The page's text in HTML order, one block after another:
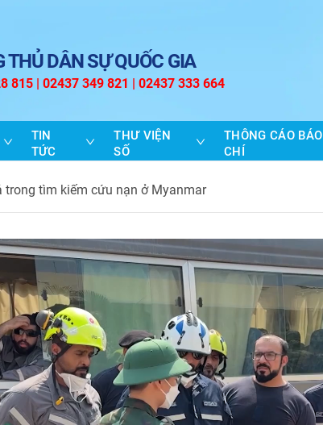
DÂN SỰ QUỐC GIA
815 | 02437 349 821 | 02437 333 664
TIN
TỨC
THƯ VIỆN
SỐ
THÔNG CÁO BÁO
CHÍ
trong tìm kiếm cứu nạn ở Myanmar